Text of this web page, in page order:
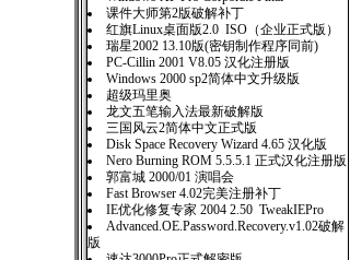
课件大师第2版破解补丁
红旗Linux桌面版2.0 ISO（企业正式版）
瑞星2002 13.10版(密钥制作程序同前)
PC-Cillin 2001 V8.05 汉化注册版
Windows 2000 sp2简体中文升级版
超级玛里奥
龙文五笔输入法最新破解版
三国风云2简体中文正式版
Disk Space Recovery Wizard 4.65 汉化版
Nero Burning ROM 5.5.5.1 正式汉化注册版
郭富城 2000/01 演唱会
Fast Browser 4.02完美注册补丁
IE优化修复专家 2004 2.50 TweakIEPro
Advanced.OE.Password.Recovery.v1.02破解
版